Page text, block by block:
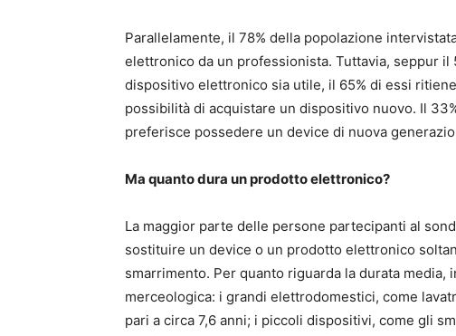
Parallelamente, il 78% della popolazione
elettronico da un professionista. Tuttavia, seppur il
dispositivo elettronico sia utile, il 65% di essi
possibilità di acquistare un dispositivo nuovo. Il
preferisce possedere un device di nuova
Ma quanto dura un prodotto elettronico?
La maggior parte delle persone partecipanti al
sostituire un device o un prodotto elettronico
smarrimento. Per quanto riguarda la durata media,
merceologica: i grandi elettrodomestici, come
pari a circa 7,6 anni; i piccoli dispositivi, come gli